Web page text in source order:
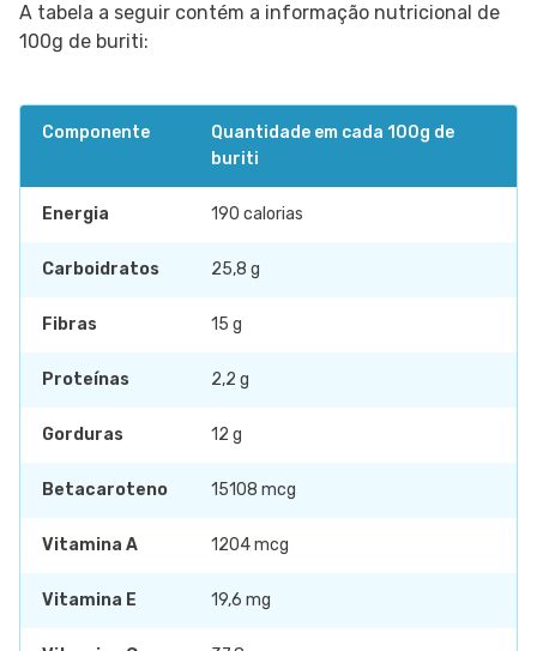
A tabela a seguir contém a informação nutricional de
100g de buriti:
Componente
Quantidade em cada 100g de
buriti
Energia 190 calorias
Carboidratos 25,8 g
Fibras 15 g
Proteínas 2,2 g
Gorduras 12 g
Betacaroteno 15108 mcg
Vitamina A 1204 mcg
Vitamina E 19,6 mg